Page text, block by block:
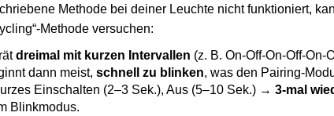
Methode bei deiner Leuchte nicht funktioniert,
Methode versuchen:
dreimal mit kurzen Intervallen (z. B. On-Off-On-Off-On-
dann meist, schnell zu blinken, was den Pairing-
Einschalten (2–3 Sek.), Aus (5–10 Sek.) → 3-mal
Blinkmodus.